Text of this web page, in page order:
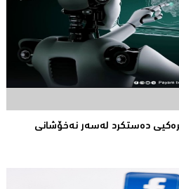
دەستكرد لەسەر نەخۆشانی